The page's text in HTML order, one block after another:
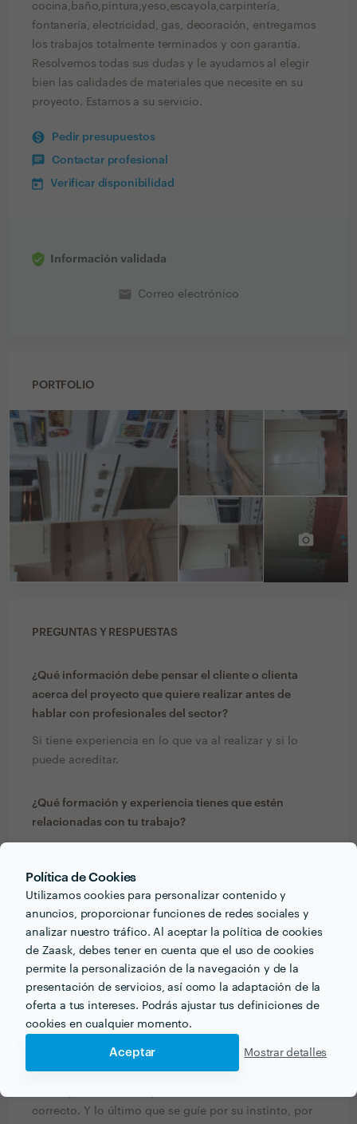
Política de Cookies
Utilizamos cookies para personalizar contenido y
anuncios, proporcionar funciones de redes sociales y
analizar nuestro tráfico. Al aceptar la política de cookies
de Zaask, debes tener en cuenta que el uso de cookies
permite la personalización de la navegación y de la
presentación de servicios, así como la adaptación de la
oferta a tus intereses. Podrás ajustar tus definiciones de
cookies en cualquier momento.
Aceptar Mostrar detalles
cocina,baño,pintura,yeso,escayola,carpintería,
fontanería, electricidad, gas, decoración, entregamos
los trabajos totalmente terminados y con garantía.
Resolvemos todas sus dudas y le ayudamos al elegir
bien las calidades de materiales que necesite en su
proyecto. Estamos a su servicio.
Pedir presupuestos
Contactar profesional
Verificar disponibilidad
Información validada
email Correo electrónico
PORTFOLIO
PREGUNTAS Y RESPUESTAS
¿Qué información debe pensar el cliente o clienta
acerca del proyecto que quiere realizar antes de
hablar con profesionales del sector?
Si tiene experiencia en lo que va al realizar y si lo
puede acreditar.
¿Qué formación y experiencia tienes que estén
relacionadas con tu trabajo?
Instalador eléctrico
Fontanería
Estructura.
¿Qué consejo le darías a alguien que quiera contratar
profesionales de tu sector? ¿Hay algo esencial a tener
en cuenta?
Que, pida referencias, que converse con otros
profesionales para sacar comparaciones , que busque
en Internet acerca de lo que quiere realizar, para limar
correcto. Y lo último que se guíe por su instinto, por